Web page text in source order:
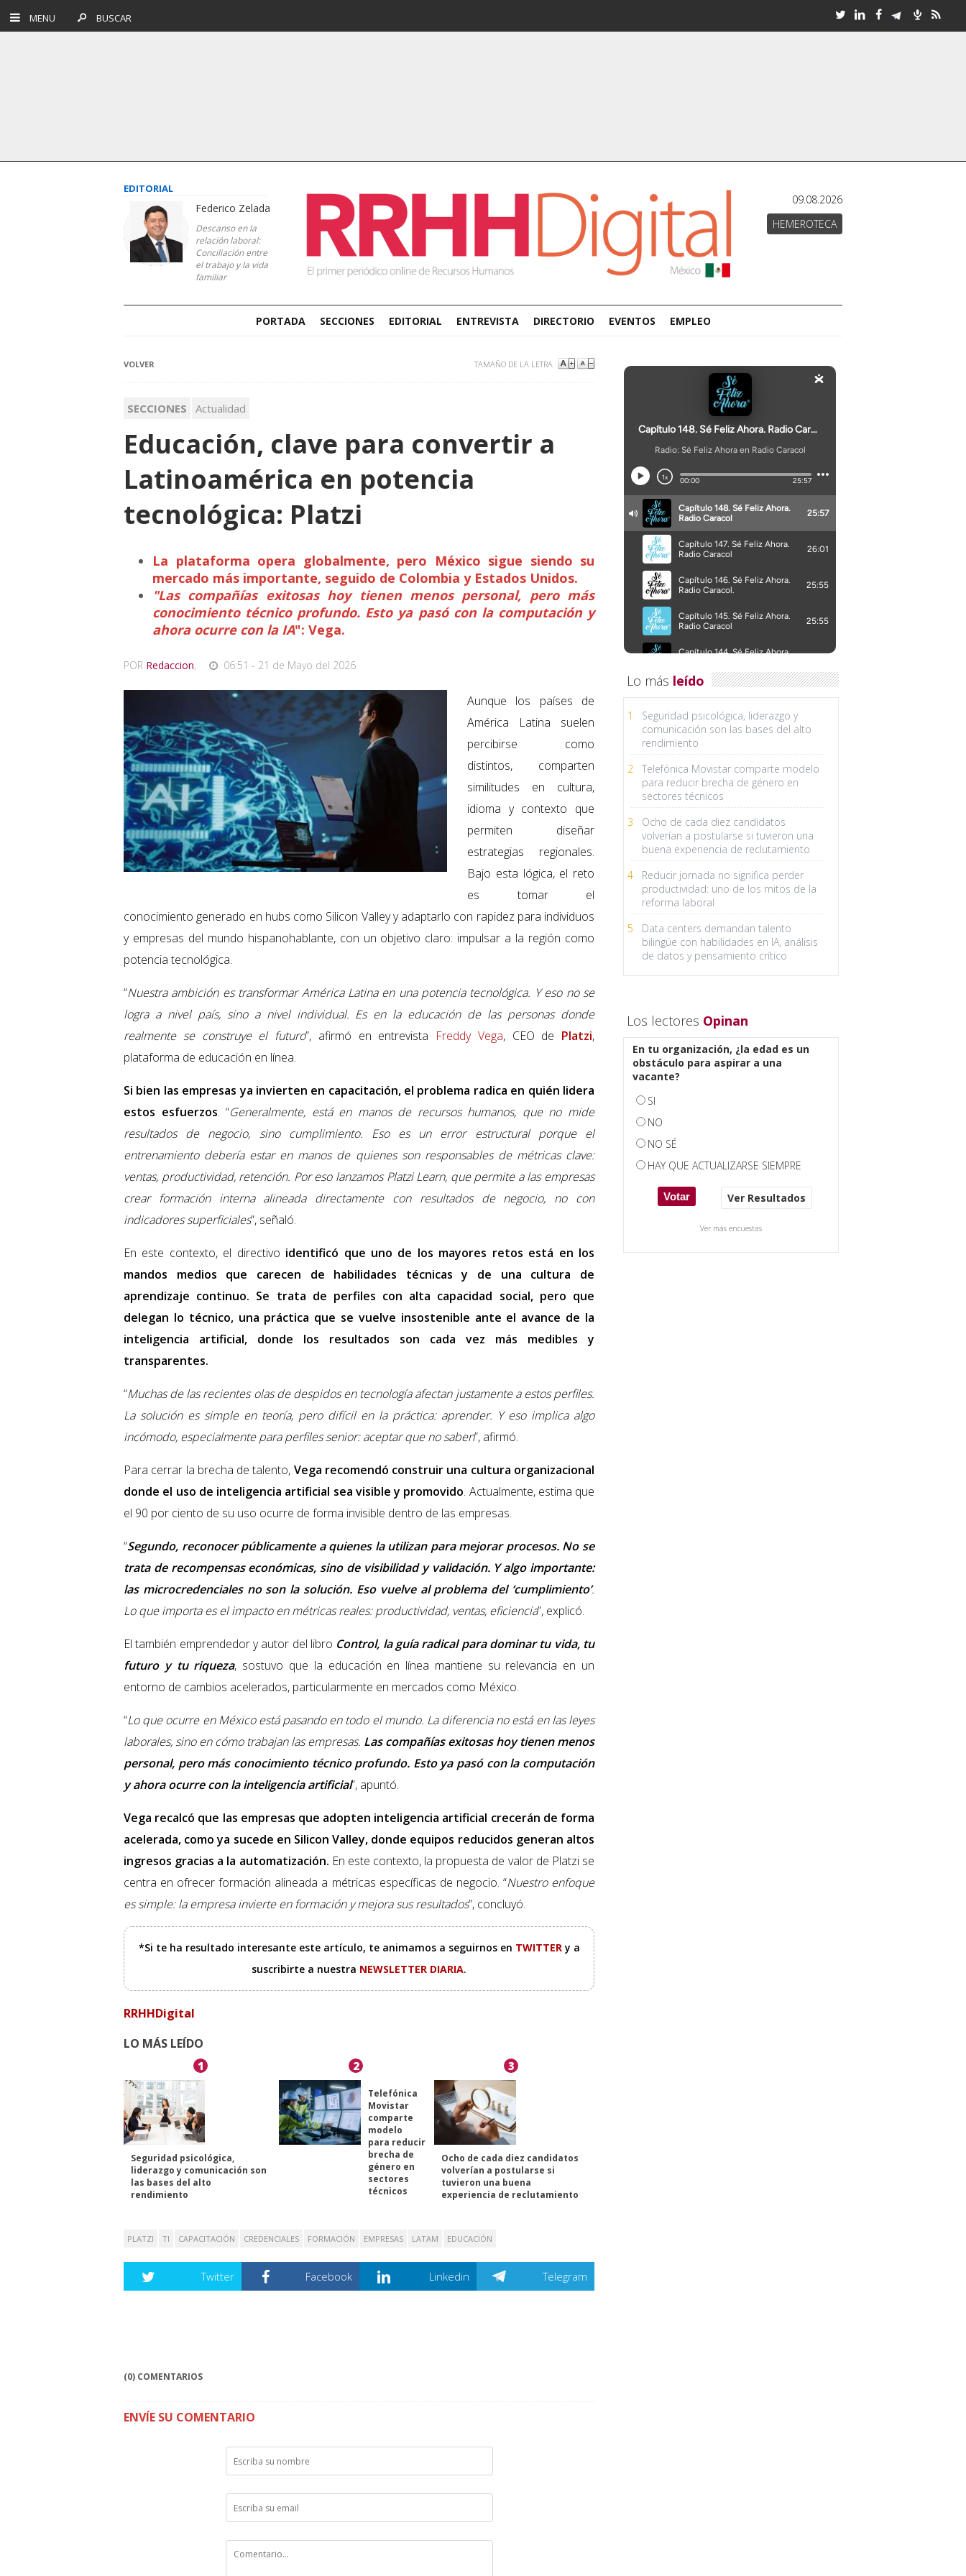
MENU BUSCAR
EDITORIAL
Federico Zelada
Descanso en la
relación laboral:
Conciliación entre
el trabajo y la vida
familiar
09.08.2026
HEMEROTECA
PORTADA SECCIONES EDITORIAL ENTREVISTA DIRECTORIO EVENTOS EMPLEO
VOLVER TAMAÑO DE LA LETRA
SECCIONES Actualidad
Educación, clave para convertir a
Latinoamérica en potencia
tecnológica: Platzi
La plataforma opera globalmente, pero México sigue siendo su
mercado más importante, seguido de Colombia y Estados Unidos.
"Las compañías exitosas hoy tienen menos personal, pero más
conocimiento técnico profundo. Esto ya pasó con la computación y
ahora ocurre con la IA": Vega.
POR Redaccion, 06:51 - 21 de Mayo del 2026
Aunque los países de
América Latina suelen
percibirse como
distintos, comparten
similitudes en cultura,
idioma y contexto que
permiten diseñar
estrategias regionales.
Bajo esta lógica, el reto
es tomar el
conocimiento generado en hubs como Silicon Valley y adaptarlo con rapidez para individuos
y empresas del mundo hispanohablante, con un objetivo claro: impulsar a la región como
potencia tecnológica.
“Nuestra ambición es transformar América Latina en una potencia tecnológica. Y eso no se
logra a nivel país, sino a nivel individual. Es en la educación de las personas donde
realmente se construye el futuro”, afirmó en entrevista Freddy Vega, CEO de Platzi,
plataforma de educación en línea.
Si bien las empresas ya invierten en capacitación, el problema radica en quién lidera
estos esfuerzos. “Generalmente, está en manos de recursos humanos, que no mide
resultados de negocio, sino cumplimiento. Eso es un error estructural porque el
entrenamiento debería estar en manos de quienes son responsables de métricas clave:
ventas, productividad, retención. Por eso lanzamos Platzi Learn, que permite a las empresas
crear formación interna alineada directamente con resultados de negocio, no con
indicadores superficiales”, señaló.
En este contexto, el directivo identificó que uno de los mayores retos está en los
mandos medios que carecen de habilidades técnicas y de una cultura de
aprendizaje continuo. Se trata de perfiles con alta capacidad social, pero que
delegan lo técnico, una práctica que se vuelve insostenible ante el avance de la
inteligencia artificial, donde los resultados son cada vez más medibles y
transparentes.
“Muchas de las recientes olas de despidos en tecnología afectan justamente a estos perfiles.
La solución es simple en teoría, pero difícil en la práctica: aprender. Y eso implica algo
incómodo, especialmente para perfiles senior: aceptar que no saben”, afirmó.
Para cerrar la brecha de talento, Vega recomendó construir una cultura organizacional
donde el uso de inteligencia artificial sea visible y promovido. Actualmente, estima que
el 90 por ciento de su uso ocurre de forma invisible dentro de las empresas.
“Segundo, reconocer públicamente a quienes la utilizan para mejorar procesos. No se
trata de recompensas económicas, sino de visibilidad y validación. Y algo importante:
las microcredenciales no son la solución. Eso vuelve al problema del ‘cumplimiento’.
Lo que importa es el impacto en métricas reales: productividad, ventas, eficiencia”, explicó.
El también emprendedor y autor del libro Control, la guía radical para dominar tu vida, tu
futuro y tu riqueza, sostuvo que la educación en línea mantiene su relevancia en un
entorno de cambios acelerados, particularmente en mercados como México.
“Lo que ocurre en México está pasando en todo el mundo. La diferencia no está en las leyes
laborales, sino en cómo trabajan las empresas. Las compañías exitosas hoy tienen menos
personal, pero más conocimiento técnico profundo. Esto ya pasó con la computación
y ahora ocurre con la inteligencia artificial”, apuntó.
Vega recalcó que las empresas que adopten inteligencia artificial crecerán de forma
acelerada, como ya sucede en Silicon Valley, donde equipos reducidos generan altos
ingresos gracias a la automatización. En este contexto, la propuesta de valor de Platzi se
centra en ofrecer formación alineada a métricas específicas de negocio. “Nuestro enfoque
es simple: la empresa invierte en formación y mejora sus resultados”, concluyó.
*Si te ha resultado interesante este artículo, te animamos a seguirnos en TWITTERy a
suscribirte a nuestra NEWSLETTER DIARIA.
RRHHDigital
LO MÁS LEÍDO
1
Seguridad psicológica,
liderazgo y comunicación son
las bases del alto
rendimiento
2
Telefónica
Movistar
comparte
modelo
para reducir
brecha de
género en
sectores
técnicos
3
Ocho de cada diez candidatos
volverían a postularse si
tuvieron una buena
experiencia de reclutamiento
PLATZI TI CAPACITACIÓN CREDENCIALES FORMACIÓN EMPRESAS LATAM EDUCACIÓN
Twitter Facebook Linkedin Telegram
(0) COMENTARIOS
ENVÍE SU COMENTARIO
Lo más leído
1
Seguridad psicológica, liderazgo y
comunicación son las bases del alto
rendimiento
2
Telefónica Movistar comparte modelo
para reducir brecha de género en
sectores técnicos
3
Ocho de cada diez candidatos
volverían a postularse si tuvieron una
buena experiencia de reclutamiento
4
Reducir jornada no significa perder
productividad: uno de los mitos de la
reforma laboral
5
Data centers demandan talento
bilingüe con habilidades en IA, análisis
de datos y pensamiento crítico
Los lectores Opinan
En tu organización, ¿la edad es un
obstáculo para aspirar a una
vacante?
SI
NO
NO SÉ
HAY QUE ACTUALIZARSE SIEMPRE
Ver Resultados
Ver más encuestas